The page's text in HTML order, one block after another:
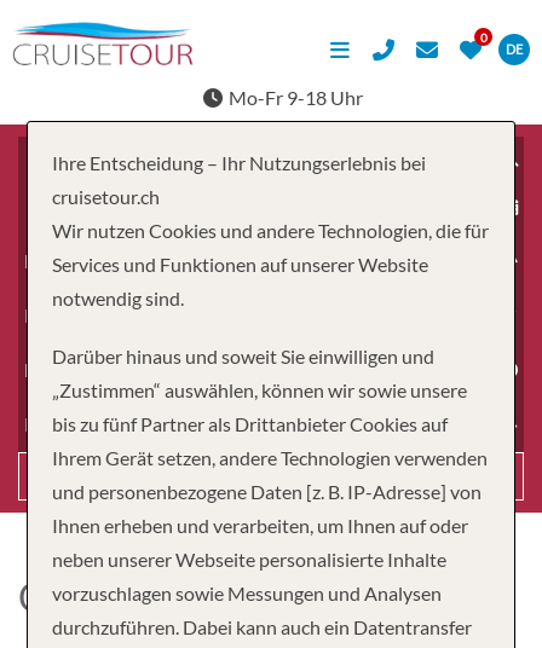
DE
Mo-Fr 9-18 Uhr
Erwachsene
Kinder
Dauer
Reiseart
CRYSTAL GRACE
Ihre Entscheidung – Ihr Nutzungserlebnis bei
cruisetour.ch
Wir nutzen Cookies und andere Technologien, die für
Services und Funktionen auf unserer Website
notwendig sind.
Darüber hinaus und soweit Sie einwilligen und
„Zustimmen“ auswählen, können wir sowie unsere
bis zu fünf Partner als Drittanbieter Cookies auf
Ihrem Gerät setzen, andere Technologien verwenden
und personenbezogene Daten [z. B. IP-Adresse] von
Ihnen erheben und verarbeiten, um Ihnen auf oder
neben unserer Webseite personalisierte Inhalte
vorzuschlagen sowie Messungen und Analysen
durchzuführen. Dabei kann auch ein Datentransfer